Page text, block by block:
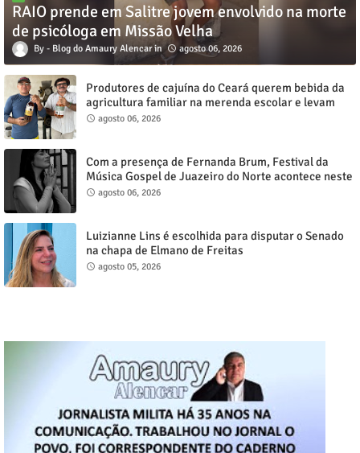
RAIO prende em Salitre jovem envolvido na morte
de psicóloga em Missão Velha
Blog do Amaury Alencar agosto 06, 2026
Produtores de cajuína do Ceará querem bebida da
agricultura familiar na merenda escolar e levam
reivindicação à agenda política
agosto 06, 2026
Com a presença de Fernanda Brum, Festival da
Música Gospel de Juazeiro do Norte acontece neste
sábado, 8
agosto 06, 2026
Luizianne Lins é escolhida para disputar o Senado
na chapa de Elmano de Freitas
agosto 05, 2026